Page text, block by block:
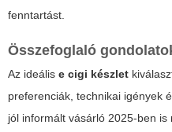
fenntartást.
Összefoglaló
Az ideális e cigi készlet
preferenciák, technikai igények
jól informált vásárló 2025-ben